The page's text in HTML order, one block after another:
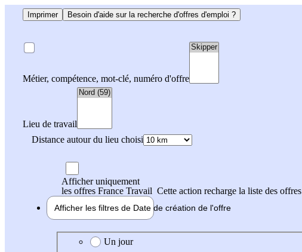
Imprimer Besoin d'aide sur la recherche d'offres d'emploi ?
Métier, compétence, mot-clé, numéro d'offre
Lieu de travail
Distance autour du lieu choisi
Afficher uniquement
les offres France Travail Cette action recharge la liste des offres
Afficher les filtres de Date de création de l'offre
Date de création de l'offre
Un jour